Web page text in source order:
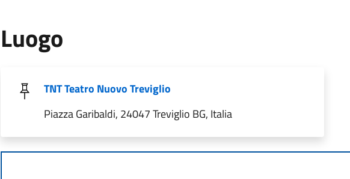
Luogo
TNT Teatro Nuovo Treviglio
Piazza Garibaldi, 24047 Treviglio BG, Italia